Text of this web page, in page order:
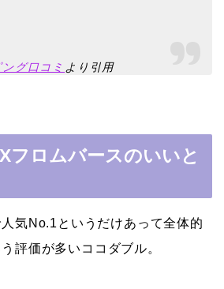
グ口コミ より引用
フロムバースのいいと
気No.1というだけあって全体的
評価が多いココダブル。